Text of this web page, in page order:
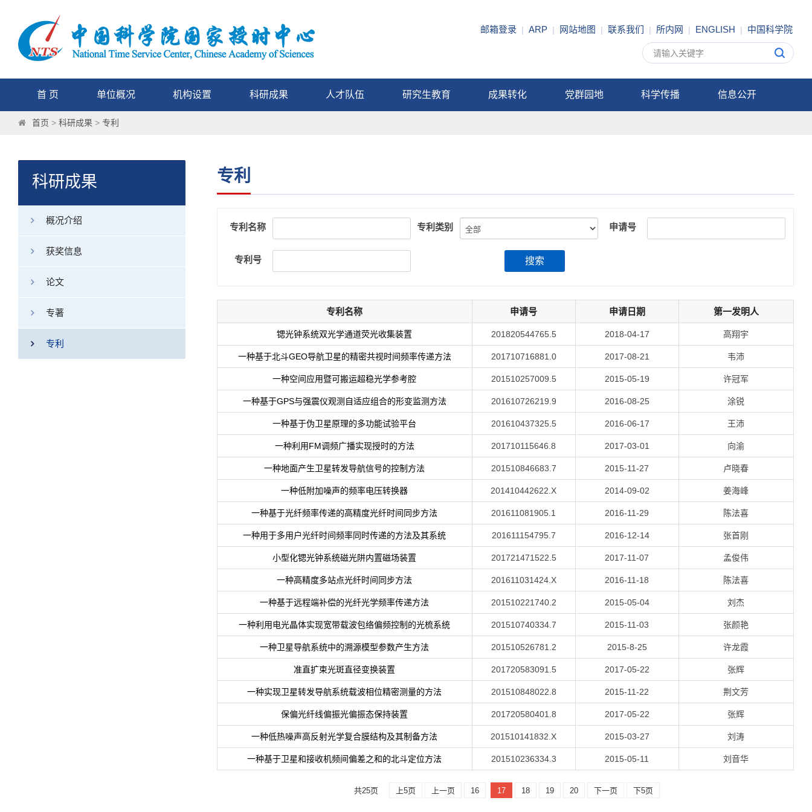
邮箱登录 | ARP | 网站地图 | 联系我们 | 所内网 | ENGLISH | 中国科学院
首 页 单位概况 机构设置 科研成果 人才队伍 研究生教育 成果转化 党群园地 科学传播 信息公开
首页 > 科研成果 > 专利
科研成果
概况介绍
获奖信息
论文
专著
专利
专利
专利名称 专利类别 申请号
专利号 搜索
专利名称 申请号 申请日期 第一发明人
锶光钟系统双光学通道荧光收集装置 201820544765.5 2018-04-17 高翔宇
一种基于北斗GEO导航卫星的精密共视时间频率传递方法 201710716881.0 2017-08-21 韦沛
一种空间应用暨可搬运超稳光学参考腔 201510257009.5 2015-05-19 许冠军
一种基于GPS与强震仪观测自适应组合的形变监测方法 201610726219.9 2016-08-25 涂锐
一种基于伪卫星原理的多功能试验平台 201610437325.5 2016-06-17 王沛
一种利用FM调频广播实现授时的方法 201710115646.8 2017-03-01 向渝
一种地面产生卫星转发导航信号的控制方法 201510846683.7 2015-11-27 卢晓春
一种低附加噪声的频率电压转换器 201410442622.X 2014-09-02 姜海峰
一种基于光纤频率传递的高精度光纤时间同步方法 201611081905.1 2016-11-29 陈法喜
一种用于多用户光纤时间频率同时传递的方法及其系统 201611154795.7 2016-12-14 张首刚
小型化锶光钟系统磁光阱内置磁场装置 201721471522.5 2017-11-07 孟俊伟
一种高精度多站点光纤时间同步方法 201611031424.X 2016-11-18 陈法喜
一种基于远程端补偿的光纤光学频率传递方法 201510221740.2 2015-05-04 刘杰
一种利用电光晶体实现宽带载波包络偏频控制的光梳系统 201510740334.7 2015-11-03 张颜艳
一种卫星导航系统中的溯源模型参数产生方法 201510526781.2 2015-8-25 许龙霞
准直扩束光斑直径变换装置 201720583091.5 2017-05-22 张辉
一种实现卫星转发导航系统载波相位精密测量的方法 201510848022.8 2015-11-22 荆文芳
保偏光纤线偏振光偏振态保持装置 201720580401.8 2017-05-22 张辉
一种低热噪声高反射光学复合膜结构及其制备方法 201510141832.X 2015-03-27 刘涛
一种基于卫星和接收机频间偏差之和的北斗定位方法 201510236334.3 2015-05-11 刘音华
共25页 上5页 上一页 16 17 18 19 20 下一页 下5页